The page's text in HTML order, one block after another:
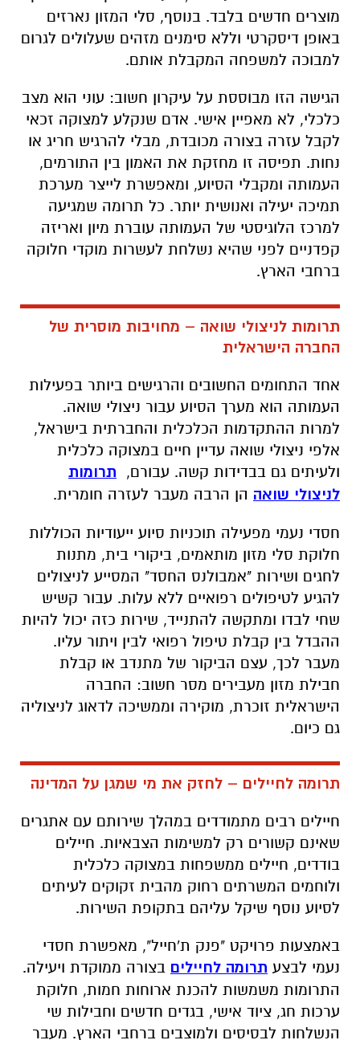
מוצרים חדשים בלבד. בנוסף, סלי המזון נארזים
באופן דיסקרטי וללא סימנים מזהים שעלולים לגרום
למבוכה למשפחה המקבלת אותם.
הגישה הזו מבוססת על עיקרון חשוב: עוני הוא מצב
כלכלי, לא מאפיין אישי. אדם שנקלע למצוקה זכאי
לקבל עזרה בצורה מכובדת, מבלי להרגיש חריג או
נחות. תפיסה זו מחזקת את האמון בין התורמים,
העמותה ומקבלי הסיוע, ומאפשרת לייצר מערכת
תמיכה יעילה ואנושית יותר. כל תרומה שמגיעה
למרכז הלוגיסטי של העמותה עוברת מיון ואריזה
קפדניים לפני שהיא נשלחת לעשרות מוקדי חלוקה
ברחבי הארץ.
תרומות לניצולי שואה – מחויבות מוסרית של
החברה הישראלית
אחד התחומים החשובים והרגישים ביותר בפעילות
העמותה הוא מערך הסיוע עבור ניצולי שואה.
למרות ההתקדמות הכלכלית והחברתית בישראל,
אלפי ניצולי שואה עדיין חיים במצוקה כלכלית
ולעיתים גם בבדידות קשה. עבורם,
תרומות
לניצולי שואה הן הרבה מעבר לעזרה חומרית.
חסדי נעמי מפעילה תוכניות סיוע ייעודיות הכוללות
חלוקת סלי מזון מותאמים, ביקורי בית, מתנות
לחגים ושירות "אמבולנס החסד" המסייע לניצולים
להגיע לטיפולים רפואיים ללא עלות. עבור קשיש
שחי לבדו ומתקשה להתנייד, שירות כזה יכול להיות
ההבדל בין קבלת טיפול רפואי לבין ויתור עליו.
מעבר לכך, עצם הביקור של מתנדב או קבלת
חבילת מזון מעבירים מסר חשוב: החברה
הישראלית זוכרת, מוקירה וממשיכה לדאוג לניצוליה
גם כיום.
תרומה לחיילים – לחזק את מי שמגן על המדינה
חיילים רבים מתמודדים במהלך שירותם עם אתגרים
שאינם קשורים רק למשימות הצבאיות. חיילים
בודדים, חיילים ממשפחות במצוקה כלכלית
ולוחמים המשרתים רחוק מהבית זקוקים לעיתים
לסיוע נוסף שיקל עליהם בתקופת השירות.
באמצעות פרויקט "פנק ת'חייל", מאפשרת חסדי
נעמי לבצע תרומה לחיילים בצורה ממוקדת ויעילה.
התרומות משמשות להכנת ארוחות חמות, חלוקת
ערכות חג, ציוד אישי, בגדים חדשים וחבילות שי
הנשלחות לבסיסים ולמוצבים ברחבי הארץ. מעבר